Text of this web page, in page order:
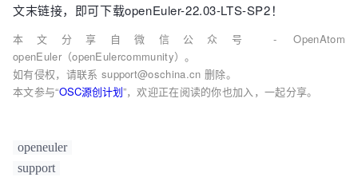
文末链接，即可下载openEuler-22.03-LTS-SP2！
本文分享自微信公众号 - OpenAtom
openEuler（openEulercommunity）。
如有侵权，请联系 support@oschina.cn 删除。
本文参与“OSC源创计划”，欢迎正在阅读的你也加入，一起分享。
openeuler
support